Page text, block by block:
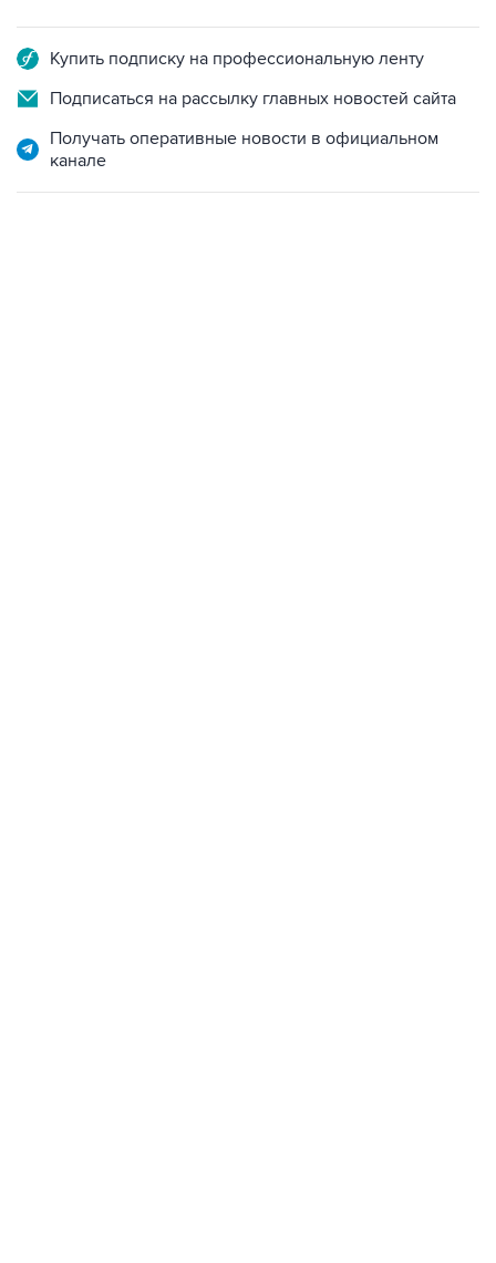
Купить подписку на профессиональную ленту
Подписаться на рассылку главных новостей сайта
Получать оперативные новости в официальном
канале